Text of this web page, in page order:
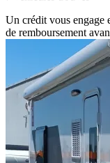
Un crédit vous engage
de remboursement